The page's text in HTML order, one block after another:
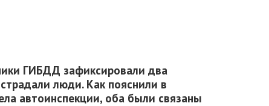
ГИБДД зафиксировали два
люди. Как пояснили в
автоинспекции, оба были связаны